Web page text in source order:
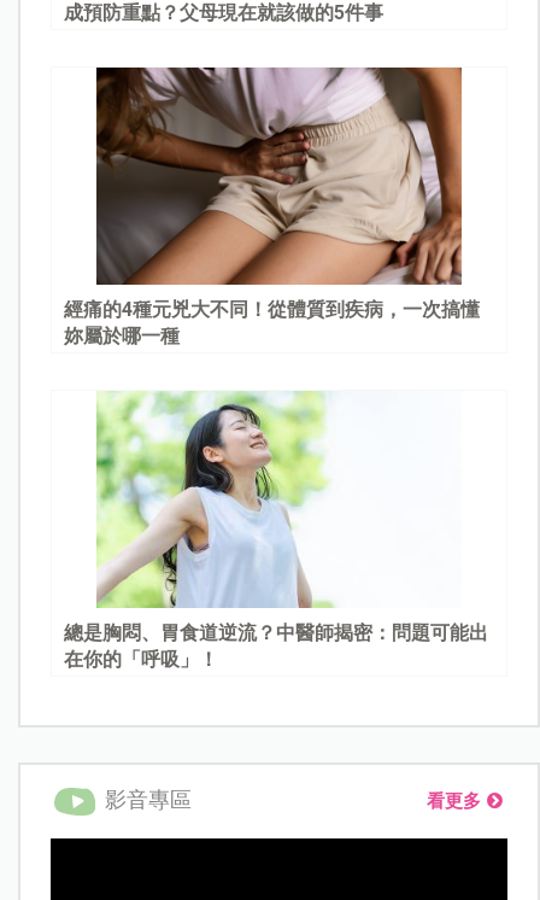
成預防重點？父母現在就該做的5件事
經痛的4種元兇大不同！從體質到疾病，一次搞懂
妳屬於哪一種
總是胸悶、胃食道逆流？中醫師揭密：問題可能出
在你的「呼吸」！
影音專區 看更多